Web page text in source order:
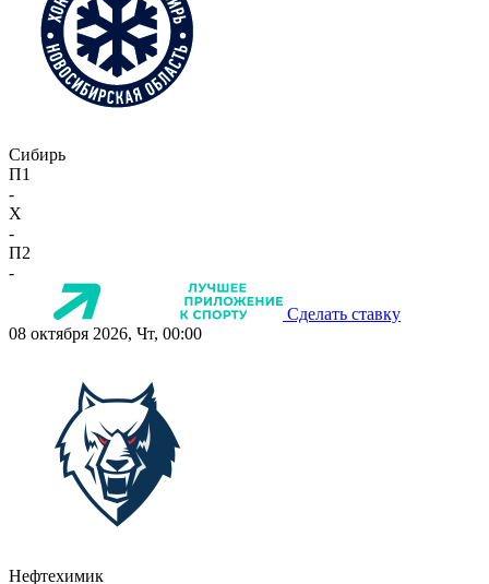
Сибирь
П1
-
X
-
П2
-
Сделать ставку
08 октября 2026, Чт, 00:00
Нефтехимик